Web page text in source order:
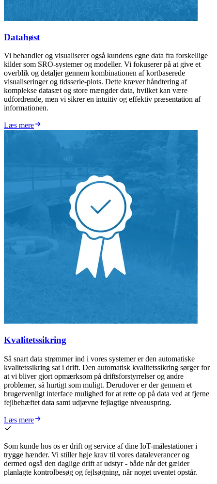
Datahøst
Vi behandler og visualiserer også kundens egne data fra forskellige
kilder som SRO-systemer og modeller. Vi fokuserer på at give et
overblik og detaljer gennem kombinationen af kortbaserede
visualiseringer og tidsserie-plots. Dette kræver håndtering af
komplekse datasæt og store mængder data, hvilket kan være
udfordrende, men vi sikrer en intuitiv og effektiv præsentation af
informationen.
Læs mere
Kvalitetssikring
Så snart data strømmer ind i vores systemer er den automatiske
kvalitetssikring sat i drift. Den automatisk kvalitetssikring sørger for
at vi bliver gjort opmærksom på driftsforstyrrelser og andre
problemer, så hurtigt som muligt. Derudover er der gennem et
brugervenligt interface mulighed for at rette op på data ved at fjerne
fejlbehæftet data samt udjævne fejlagtige niveauspring.
Læs mere
Som kunde hos os er drift og service af dine IoT-målestationer i
trygge hænder. Vi stiller høje krav til vores dataleverancer og
dermed også den daglige drift af udstyr - både når det gælder
planlagte kontrolbesøg og fejlsøgning, når noget uventet opstår.